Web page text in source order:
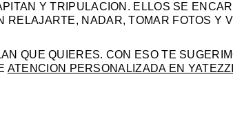
Y TRIPULACION. ELLOS SE
NADAR, TOMAR FOTOS Y
QUE QUIERES. CON ESO TE
ATENCION PERSONALIZADA EN